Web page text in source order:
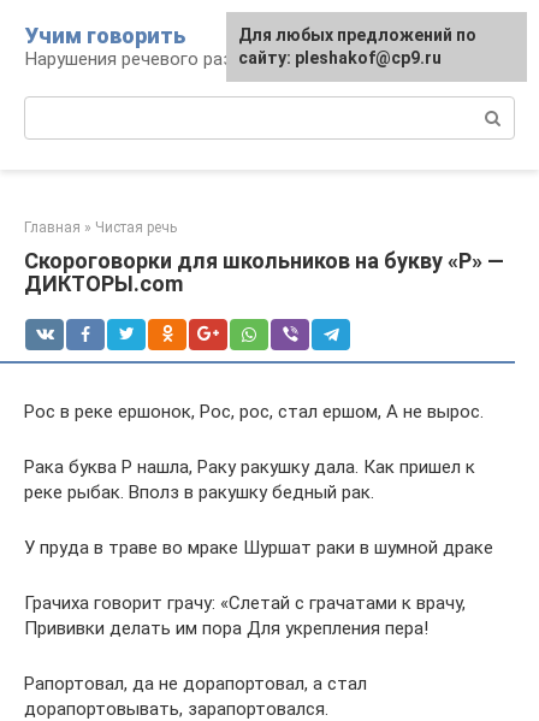
контенту
Учим говорить
Нарушения речевого развития
Главная » Чистая речь
Скороговорки для школьников на букву «Р» —
ДИКТОРЫ.com
Рос в реке ершонок, Рос, рос, стал ершом, А не вырос.
Рака буква Р нашла, Раку ракушку дала. Как пришел к
реке рыбак. Вполз в ракушку бедный рак.
У пруда в траве во мраке Шуршат раки в шумной драке
Грачиха говорит грачу: «Слетай с грачатами к врачу,
Прививки делать им пора Для укрепления пера!
Рапортовал, да не дорапортовал, а стал
дорапортовывать, зарапортовался.
Для любых предложений по
сайту: pleshakof@cp9.ru